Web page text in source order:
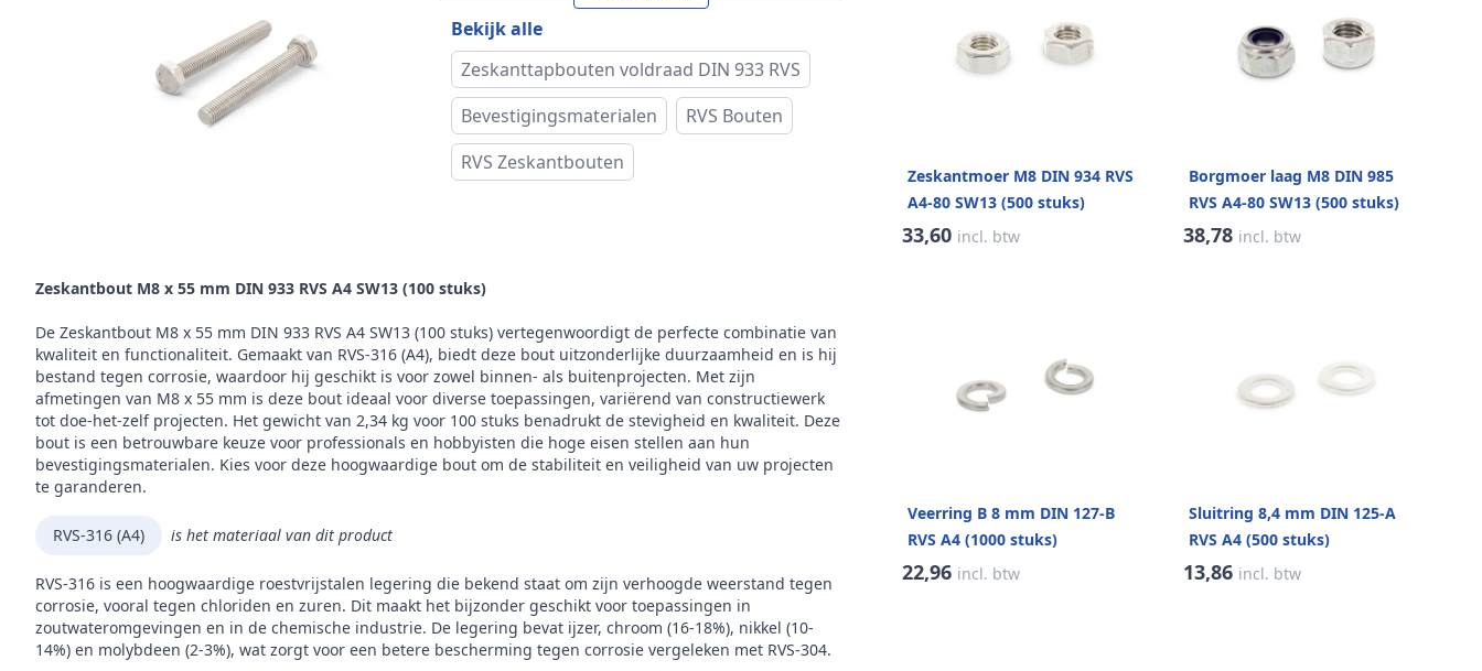
Sterkteklasse
Kopvorm Zeskantkop
Alternatieve norm ISO 4017
Gewicht per 100
stuks
Aandrijving Buitenzeskant
Draadtype Metrisch
100
Bekijk alle
Zeskanttapbouten voldraad DIN 933 RVS
Bevestigingsmaterialen
RVS Bouten
RVS Zeskantbouten
Zeskantbout M8 x 55 mm DIN 933 RVS A4 SW13 (100 stuks)
De Zeskantbout M8 x 55 mm DIN 933 RVS A4 SW13 (100 stuks) vertegenwoordigt de perfecte combinatie van
kwaliteit en functionaliteit. Gemaakt van RVS-316 (A4), biedt deze bout uitzonderlijke duurzaamheid en is hij
bestand tegen corrosie, waardoor hij geschikt is voor zowel binnen- als buitenprojecten. Met zijn
afmetingen van M8 x 55 mm is deze bout ideaal voor diverse toepassingen, variërend van constructiewerk
tot doe-het-zelf projecten. Het gewicht van 2,34 kg voor 100 stuks benadrukt de stevigheid en kwaliteit. Deze
bout is een betrouwbare keuze voor professionals en hobbyisten die hoge eisen stellen aan hun
bevestigingsmaterialen. Kies voor deze hoogwaardige bout om de stabiliteit en veiligheid van uw projecten
te garanderen.
RVS-316 (A4) is het materiaal van dit product
RVS-316 is een hoogwaardige roestvrijstalen legering die bekend staat om zijn verhoogde weerstand tegen
corrosie, vooral tegen chloriden en zuren. Dit maakt het bijzonder geschikt voor toepassingen in
zoutwateromgevingen en in de chemische industrie. De legering bevat ijzer, chroom (16-18%), nikkel (10-
14%) en molybdeen (2-3%), wat zorgt voor een betere bescherming tegen corrosie vergeleken met RVS-304.
Zeskantmoer M8 DIN 934 RVS
A4-80 SW13 (500 stuks)
33,60 incl. btw
Borgmoer laag M8 DIN 985
RVS A4-80 SW13 (500 stuks)
38,78 incl. btw
Veerring B 8 mm DIN 127-B
RVS A4 (1000 stuks)
22,96 incl. btw
Sluitring 8,4 mm DIN 125-A
RVS A4 (500 stuks)
13,86 incl. btw